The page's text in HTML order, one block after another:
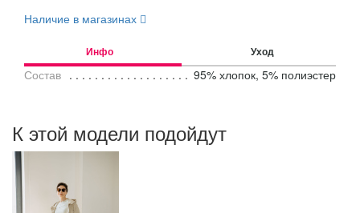
Наличие в магазинах
Инфо Уход
Состав 95% хлопок, 5% полиэстер
К этой модели подойдут